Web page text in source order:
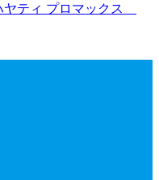
ヤティ プロマックス